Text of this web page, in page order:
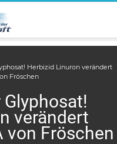
Herbizid Linuron verändert
Fröschen
verändert
von Fröschen